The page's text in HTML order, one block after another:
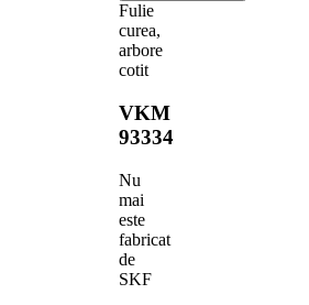
Fulie
curea,
arbore
cotit
VKM
93334
Nu
mai
este
fabricat
de
SKF